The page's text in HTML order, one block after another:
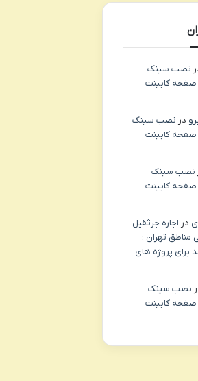
نصب سینک
صفحه کابینت
در نصب سینک
صفحه کابینت
نصب سینک
صفحه کابینت
در اجاره جرثقیل
مناطق تهران :
برای پروژه های
نصب سینک
صفحه کابینت